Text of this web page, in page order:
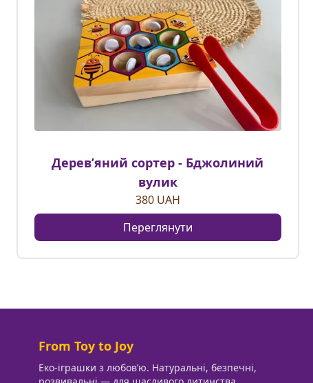
Деревʼяний сортер - Бджолиний
вулик
380UAH
Переглянути
From Toy to Joy
Еко-іграшки з любовʼю. Натуральні, безпечні,